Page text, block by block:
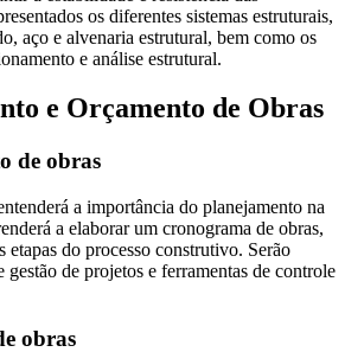
os diferentes sistemas estruturais,
aço e alvenaria estrutural, bem como os
e análise estrutural.
e Orçamento de Obras
de obras
a importância do planejamento na
a elaborar um cronograma de obras,
etapas do processo construtivo. Serão
gestão de projetos e ferramentas de controle
obras